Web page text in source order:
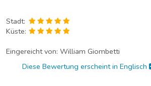
Stadt:
Küste:
Eingereicht von: William Giombetti
Diese Bewertung erscheint in Englisch